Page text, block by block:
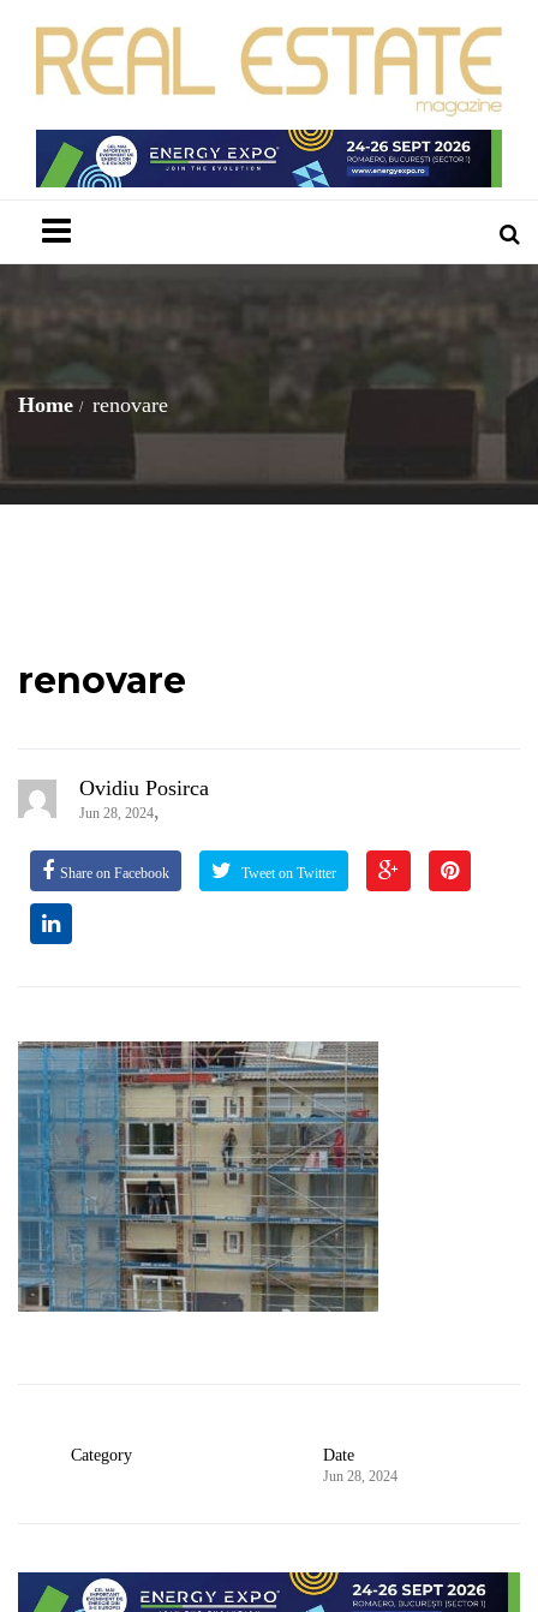
Home renovare
renovare
Ovidiu Posirca
Jun 28, 2024,
Share on Facebook Tweet on Twitter
Category Date
Jun 28, 2024